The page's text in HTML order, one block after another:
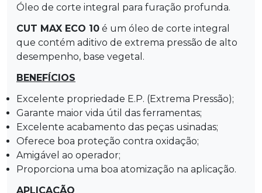
Óleo de corte integral para furação profunda.
CUT MAX ECO 10 é um óleo de corte integral
que contém aditivo de extrema pressão de alto
desempenho, base vegetal.
BENEFÍCIOS
Excelente propriedade E.P. (Extrema Pressão);
Garante maior vida útil das ferramentas;
Excelente acabamento das peças usinadas;
Oferece boa proteção contra oxidação;
Amigável ao operador;
Proporciona uma boa atomização na aplicação.
APLICAÇÃO